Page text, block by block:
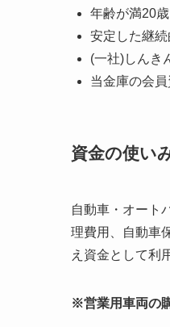
年齢が満20
安定した継
(一社)しんき
当金庫の会
資金の使い
自動車・オート
理費用、自動車
え資金として利
※営業用車両の